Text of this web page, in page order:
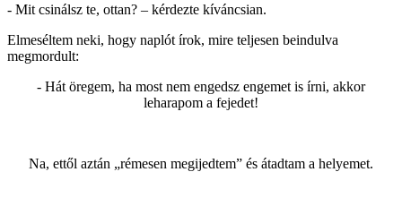
- Mit csinálsz te, ottan? – kérdezte kíváncsian.
Elmeséltem neki, hogy naplót írok, mire teljesen beindulva
megmordult:
- Hát öregem, ha most nem engedsz engemet is írni, akkor
leharapom a fejedet!
Na, ettől aztán „rémesen megijedtem” és átadtam a helyemet.